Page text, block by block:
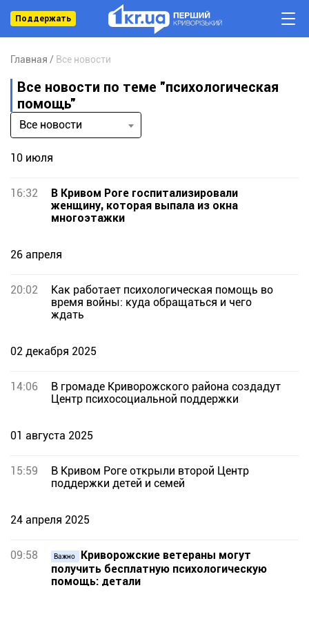
Поддержать
Главная Все новости
Все новости по теме "психологическая
помощь"
Все новости
10 июля
16:32
В Кривом Роге госпитализировали
женщину, которая выпала из окна
многоэтажки
26 апреля
20:02
Как работает психологическая помощь во
время войны: куда обращаться и чего
ждать
02 декабря 2025
14:06
В громаде Криворожского района создадут
Центр психосоциальной поддержки
01 августа 2025
15:59
В Кривом Роге открыли второй Центр
поддержки детей и семей
24 апреля 2025
09:58 Важно
Криворожские ветераны могут
получить бесплатную психологическую
помощь: детали